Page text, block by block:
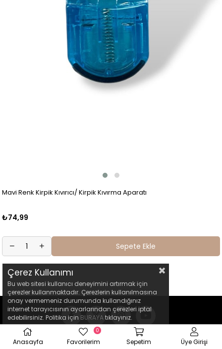
Mavi Renk Kirpik Kıvırıcı/ Kirpik Kıvırma Aparatı
₺74,99
Sepete Ekle
Çerez Kullanımı
Bu web sitesi kullanıcı deneyimini artırmak için
çerezler kullanmaktadır. Çerezlerin kullanılmasına
onay vermemeniz durumunda kullandığınız
internet tarayıcısının ayarlarından çerezleri iptal
edebilirsiniz. Politika için BURAYAtıklayınız.
Anasayfa Favorilerim
0
Sepetim Üye Girişi